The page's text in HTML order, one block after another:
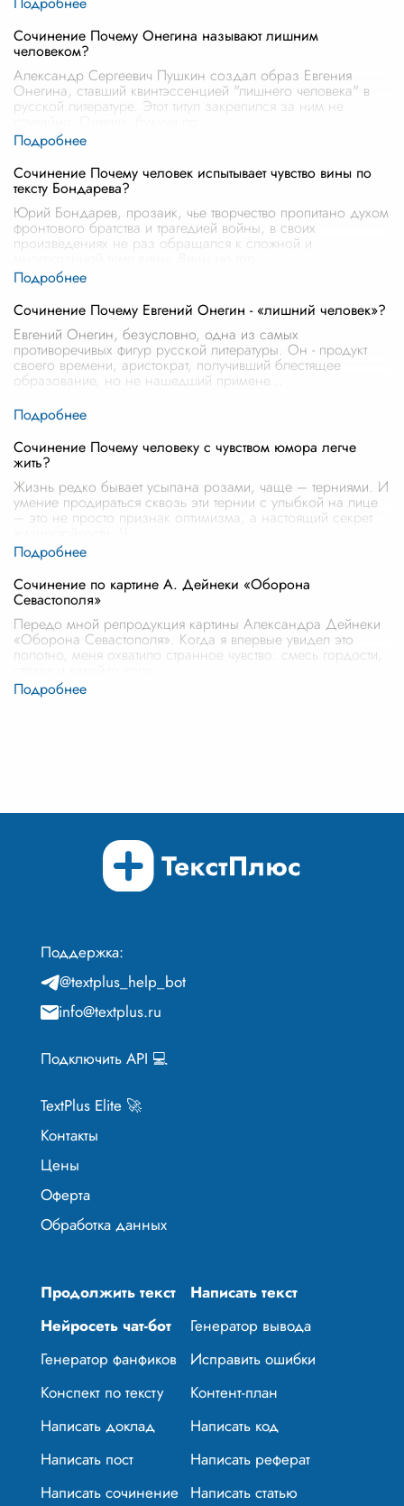
Сочинение Почему Онегина называют лишним
человеком?
Александр Сергеевич Пушкин создал образ Евгения
Онегина, ставший квинтэссенцией "лишнего человека" в
русской литературе. Этот титул закрепился за ним не
Сочинение Почему человек испытывает чувство вины по
тексту Бондарева?
Юрий Бондарев, прозаик, чье творчество пропитано духом
фронтового братства и трагедией войны, в своих
произведениях не раз обращался к сложной и
Сочинение Почему Евгений Онегин - «лишний человек»?
Евгений Онегин, безусловно, одна из самых
противоречивых фигур русской литературы. Он - продукт
своего времени, аристократ, получивший блестящее
образование, но не нашедший примене
Сочинение Почему человеку с чувством юмора легче
жить?
Жизнь редко бывает усыпана розами, чаще – терниями. И
умение продираться сквозь эти тернии с улыбкой на лице
– это не просто признак оптимизма, а настоящий секрет
Сочинение по картине А. Дейнеки «Оборона
Севастополя»
Передо мной репродукция картины Александра Дейнеки
«Оборона Севастополя». Когда я впервые увидел это
полотно, меня охватило странное чувство: смесь гордости,
Поддержка:
@textplus_help_bot
info@textplus.ru
Подключить API 💻
TextPlus Elite 🚀
Контакты
Цены
Оферта
Обработка данных
Продолжить текст
Написать текст
Нейросеть чат-бот
Генератор вывода
Генератор фанфиков
Исправить ошибки
Конспект по тексту
Контент-план
Написать доклад
Написать код
Написать пост
Написать реферат
Написать сочинение Написать статью